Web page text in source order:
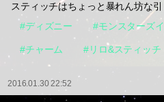
スティッチはちょっと暴れん坊な引
#ディズニー
#モンスターズ
#チャーム #リロ&スティッチ
2016.01.30 22:52